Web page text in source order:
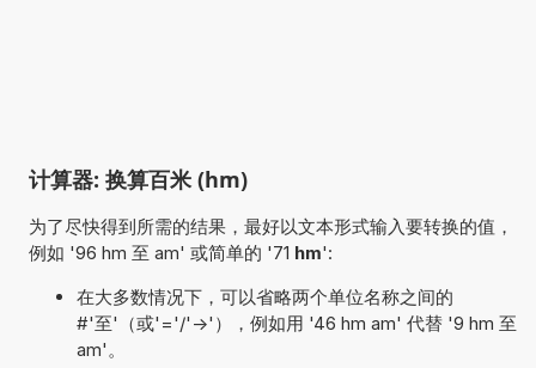
计算器: 换算百米 (hm)
为了尽快得到所需的结果，最好以文本形式输入要转换的值，
例如 '96 hm 至 am' 或简单的 '71 hm':
在大多数情况下，可以省略两个单位名称之间的
#'至'（或'='/'->'），例如用 '46 hm am' 代替 '9 hm 至
am'。